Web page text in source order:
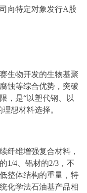
向特定对象发行A股
生物开发的生物基聚
蚀等综合优势，突破
，是“以塑代钢、以
想材料选择。
纤维增强复合材料，
1/4、铝材的2/3，不
整体结构的重量，特
化学法石油基产品相